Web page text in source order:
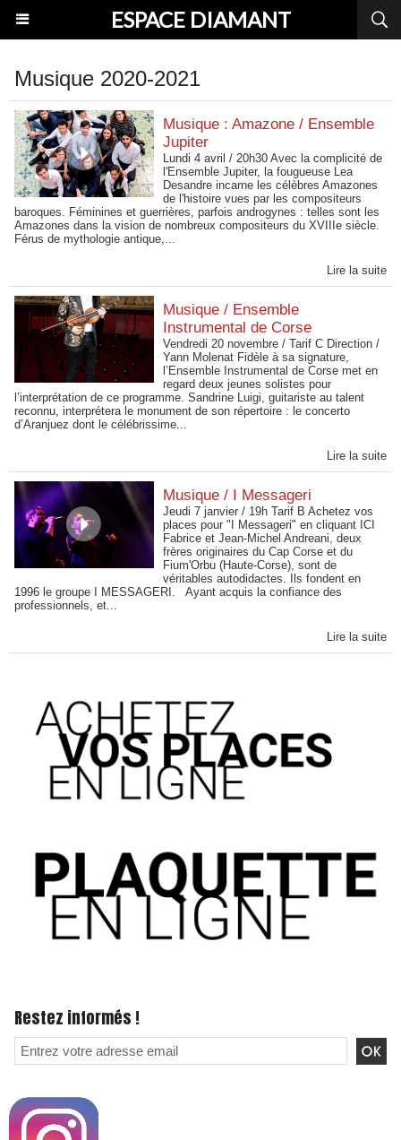
ESPACE DIAMANT
Musique 2020-2021
Musique : Amazone / Ensemble
Jupiter
Lundi 4 avril / 20h30 Avec la complicité de
l'Ensemble Jupiter, la fougueuse Lea
Desandre incarne les célèbres Amazones
de l'histoire vues par les compositeurs
baroques. Féminines et guerrières, parfois androgynes : telles sont les
Amazones dans la vision de nombreux compositeurs du XVIIIe siècle.
Férus de mythologie antique,...
Lire la suite
Musique / Ensemble
Instrumental de Corse
Vendredi 20 novembre / Tarif C Direction /
Yann Molenat Fidèle à sa signature,
l’Ensemble Instrumental de Corse met en
regard deux jeunes solistes pour
l’interprétation de ce programme. Sandrine Luigi, guitariste au talent
reconnu, interprétera le monument de son répertoire : le concerto
d’Aranjuez dont le célébrissime...
Lire la suite
Musique / I Messageri
Jeudi 7 janvier / 19h Tarif B Achetez vos
places pour "I Messageri" en cliquant ICI
Fabrice et Jean-Michel Andreani, deux
frères originaires du Cap Corse et du
Fium'Orbu (Haute-Corse), sont de
véritables autodidactes. Ils fondent en
1996 le groupe I MESSAGERI. Ayant acquis la confiance des
professionnels, et...
Lire la suite
Restez informés !